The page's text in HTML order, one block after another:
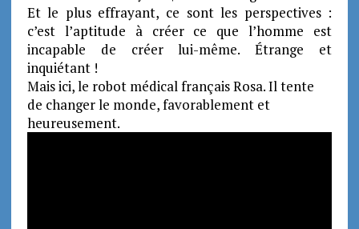
Et le plus effrayant, ce sont les perspectives :
c’est l’aptitude à créer ce que l’homme est
incapable de créer lui-même. Étrange et
inquiétant !
Mais ici, le robot médical français Rosa. Il tente
de changer le monde, favorablement et
heureusement.